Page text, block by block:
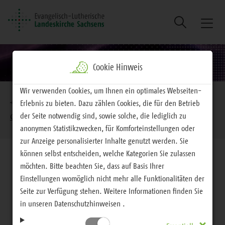
Suche
Brotkrumennavigation
EVLKS - interessiert Feiern
Kirchenjahr
Osterspuren
Passionsandacht
Osterspuren
Cookie Hinweis
Wir verwenden Cookies, um Ihnen ein optimales Webseiten-
Erlebnis zu bieten. Dazu zählen Cookies, die für den Betrieb
der Seite notwendig sind, sowie solche, die lediglich zu
anonymen Statistikzwecken, für Komforteinstellungen oder
zur Anzeige personalisierter Inhalte genutzt werden. Sie
können selbst entscheiden, welche Kategorien Sie zulassen
möchten. Bitte beachten Sie, dass auf Basis Ihrer
Einstellungen womöglich nicht mehr alle Funktionalitäten der
Seite zur Verfügung stehen. Weitere Informationen finden Sie
in unseren Datenschutzhinweisen .